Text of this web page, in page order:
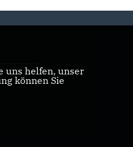
uns helfen, unser
können Sie